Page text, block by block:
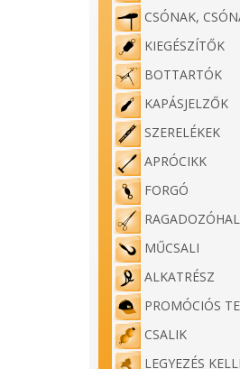
CSÓNAK,
KIEGÉSZÍTŐK
BOTTARTÓK
KAPÁSJELZŐK
SZERELÉKEK
APRÓCIKK
FORGÓ
MŰCSALI
ALKATRÉSZ
PROMÓCIÓS
CSALIK
LEGYEZÉS